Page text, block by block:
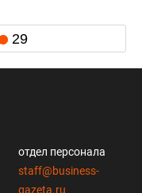
29
отдел персонала
staff@business-
gazeta.ru